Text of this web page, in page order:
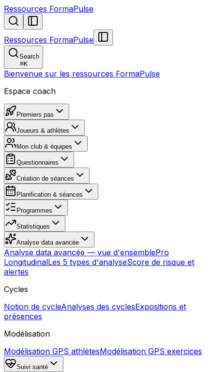
Ressources FormaPulse
Ressources FormaPulse
Search
⌘K
Bienvenue sur les ressources FormaPulse
Espace coach
Premiers pas
Joueurs & athlètes
Mon club & équipes
Questionnaires
Création de séances
Planification & séances
Programmes
Statistiques
Analyse data avancée
Analyse data avancée — vue d'ensemblePro
LongitudinalLes 5 types d'analyseScore de risque et
alertes
Cycles
Notion de cycleAnalyses des cyclesExpositions et
présences
Modélisation
Modélisation GPS athlètesModélisation GPS exercices
Suivi santé